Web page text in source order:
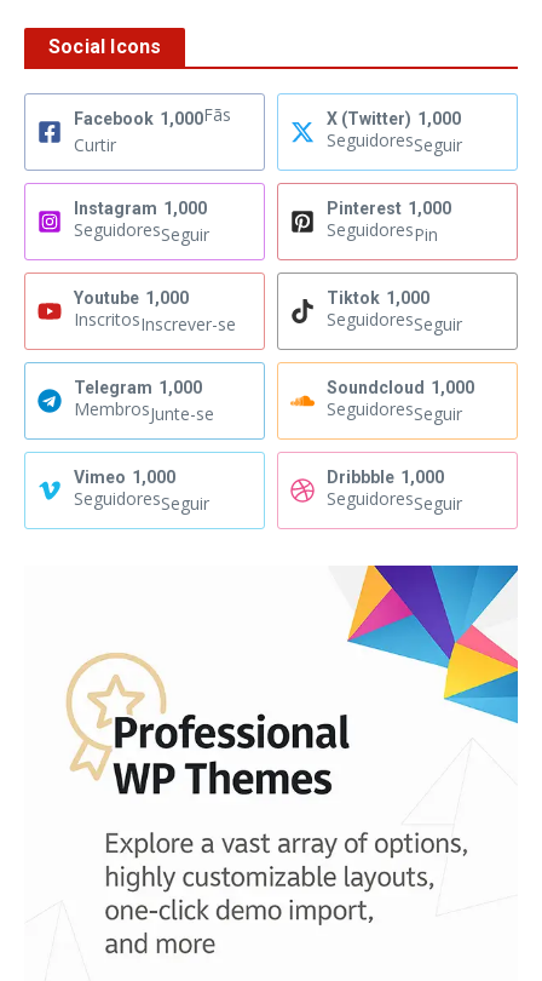
Social Icons
Facebook 1,000Fãs
Curtir
X (Twitter) 1,000
SeguidoresSeguir
Instagram 1,000
SeguidoresSeguir
Pinterest 1,000
SeguidoresPin
Youtube 1,000
InscritosInscrever-se
Tiktok 1,000
SeguidoresSeguir
Telegram 1,000
MembrosJunte-se
Soundcloud 1,000
SeguidoresSeguir
Vimeo 1,000
SeguidoresSeguir
Dribbble 1,000
SeguidoresSeguir